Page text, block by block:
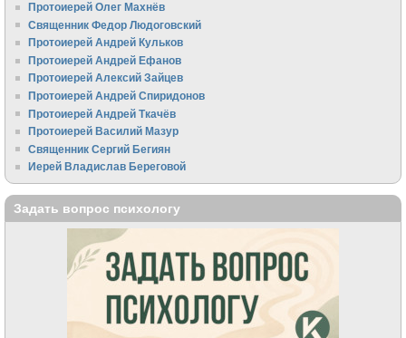
Протоиерей Олег Махнёв
Священник Федор Людоговский
Протоиерей Андрей Кульков
Протоиерей Андрей Ефанов
Протоиерей Алексий Зайцев
Протоиерей Андрей Спиридонов
Протоиерей Андрей Ткачёв
Протоиерей Василий Мазур
Священник Сергий Бегиян
Иерей Владислав Береговой
Задать вопрос психологу